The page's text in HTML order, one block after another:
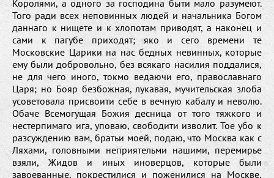
Королями, а одного за господина быти мало разумеют.
Того ради всех неповинных людей и начальника Богом
даннаго к нищете и к хлопотам приводят, а наконец и
сами к пагубе приходят; яко и сего времени те
Московские Царики на нас бедных невинных, которые
ему были добровольно, без всякаго насилия поддалися,
не для чего иного, токмо ведаючи его, православнаго
Царя; но Бояр безбожная, лукавая, мучительская злоба
усоветовала присвоити себе в вечную кабалу и неволю.
Обаче Всемогущая Божия десница от того тяжкого и
нестерпимаго ига, уповаю, свободити изволит. Тое убо к
разсуждению вам, братьи моей, подаю, что Москва как с
Ляхами, головными неприятельми нашими, перемирье
взяли, Жидов и иных иноверцов, которые были
завоеванные, покрестилися и поженилися на Москве,